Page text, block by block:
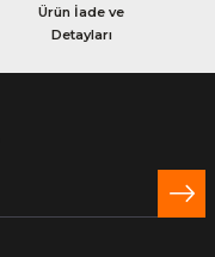
Ürün İade ve
Detayları